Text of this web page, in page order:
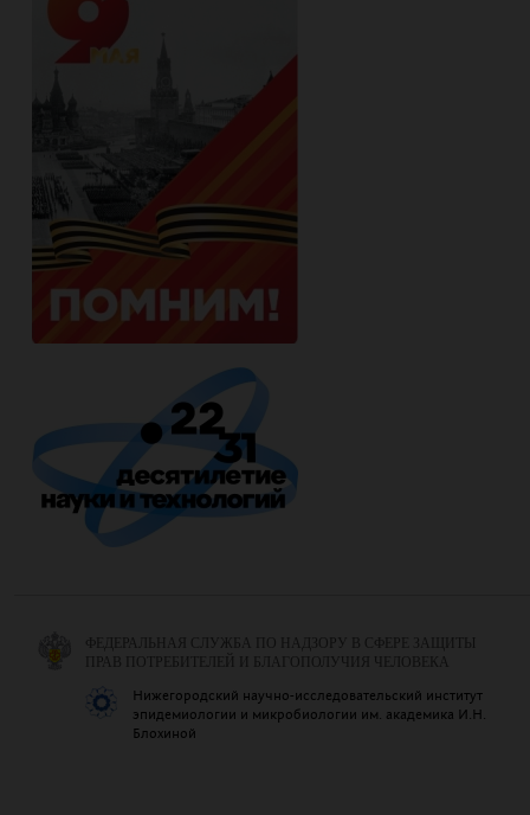
ФЕДЕРАЛЬНАЯ СЛУЖБА ПО НАДЗОРУ В СФЕРЕ ЗАЩИТЫ
ПРАВ ПОТРЕБИТЕЛЕЙ И БЛАГОПОЛУЧИЯ ЧЕЛОВЕКА
Нижегородский научно-исследовательский институт
эпидемиологии и микробиологии им. академика И.Н.
Блохиной